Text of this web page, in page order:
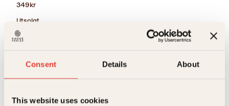
Consent Details About
This website uses cookies
349kr
Utsolgt
Ikke på lager
Ikke tilgjengelig (årsak uspesifisert)
Beskrivelse
En tragikomisk roman om tidsklemme og barnestell,
Ekstra detaljer
Forlag